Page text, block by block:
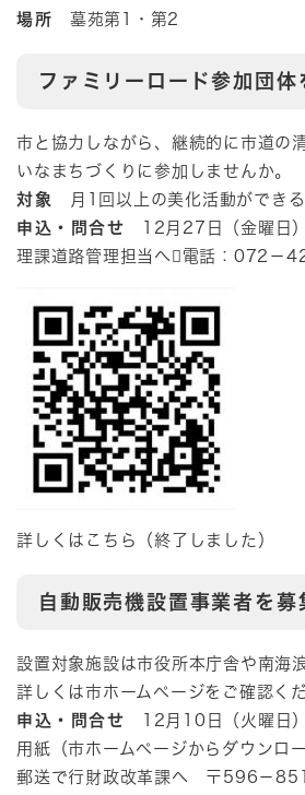
場所 墓苑第1・第2
ファミリーロード参加団体
市と協力しながら、継続的に市道の
いなまちづくりに参加しませんか。
対象
月1回以上の美化活動ができ
申込・問合せ 12月27日（金曜日
理課道路管理担当へ電話：072－
詳しくはこちら（終了しました）
自動販売機設置事業者を募
設置対象施設は市役所本庁舎や南海
詳しくは市ホームページをご確認くだ
申込・問合せ 12月10日（火曜日
用紙（市ホームページからダウンロ
郵送で行財政改革課へ 〒596－